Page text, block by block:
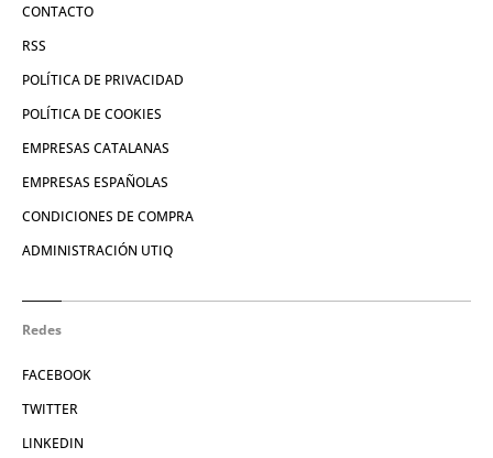
CONTACTO
RSS
POLÍTICA DE PRIVACIDAD
POLÍTICA DE COOKIES
EMPRESAS CATALANAS
EMPRESAS ESPAÑOLAS
CONDICIONES DE COMPRA
ADMINISTRACIÓN UTIQ
Redes
FACEBOOK
TWITTER
LINKEDIN